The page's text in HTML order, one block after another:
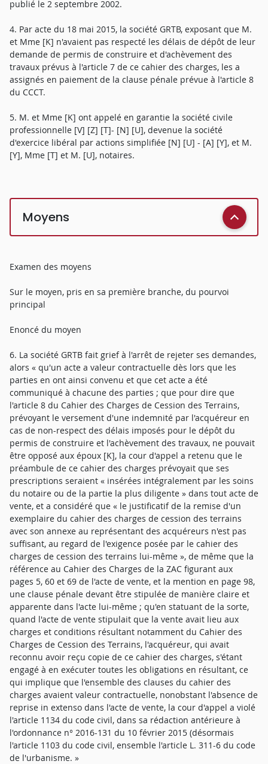
publié le 2 septembre 2002.
4. Par acte du 18 mai 2015, la société GRTB, exposant que M.
et Mme [K] n'avaient pas respecté les délais de dépôt de leur
demande de permis de construire et d'achèvement des
travaux prévus à l'article 7 de ce cahier des charges, les a
assignés en paiement de la clause pénale prévue à l'article 8
du CCCT.
5. M. et Mme [K] ont appelé en garantie la société civile
professionnelle [V] [Z] [T]- [N] [U], devenue la société
d'exercice libéral par actions simplifiée [N] [U] - [A] [Y], et M.
[Y], Mme [T] et M. [U], notaires.
Moyens
Examen des moyens
Sur le moyen, pris en sa première branche, du pourvoi
principal
Enoncé du moyen
6. La société GRTB fait grief à l'arrêt de rejeter ses demandes,
alors « qu'un acte a valeur contractuelle dès lors que les
parties en ont ainsi convenu et que cet acte a été
communiqué à chacune des parties ; que pour dire que
l'article 8 du Cahier des Charges de Cession des Terrains,
prévoyant le versement d'une indemnité par l'acquéreur en
cas de non-respect des délais imposés pour le dépôt du
permis de construire et l'achèvement des travaux, ne pouvait
être opposé aux époux [K], la cour d'appel a retenu que le
préambule de ce cahier des charges prévoyait que ses
prescriptions seraient « insérées intégralement par les soins
du notaire ou de la partie la plus diligente » dans tout acte de
vente, et a considéré que « le justificatif de la remise d'un
exemplaire du cahier des charges de cession des terrains
avec son annexe au représentant des acquéreurs n'est pas
suffisant, au regard de l'exigence posée par le cahier des
charges de cession des terrains lui-même », de même que la
référence au Cahier des Charges de la ZAC figurant aux
pages 5, 60 et 69 de l'acte de vente, et la mention en page 98,
une clause pénale devant être stipulée de manière claire et
apparente dans l'acte lui-même ; qu'en statuant de la sorte,
quand l'acte de vente stipulait que la vente avait lieu aux
charges et conditions résultant notamment du Cahier des
Charges de Cession des Terrains, l'acquéreur, qui avait
reconnu avoir reçu copie de ce cahier des charges, s'étant
engagé à en exécuter toutes les obligations en résultant, ce
qui implique que l'ensemble des clauses du cahier des
charges avaient valeur contractuelle, nonobstant l'absence de
reprise in extenso dans l'acte de vente, la cour d'appel a violé
l'article 1134 du code civil, dans sa rédaction antérieure à
l'ordonnance n° 2016-131 du 10 février 2015 (désormais
l'article 1103 du code civil, ensemble l'article L. 311-6 du code
de l'urbanisme. »